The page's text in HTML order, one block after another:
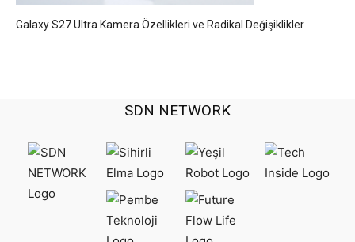
Galaxy S27 Ultra Kamera Özellikleri ve Radikal Değişiklikler
SDN NETWORK